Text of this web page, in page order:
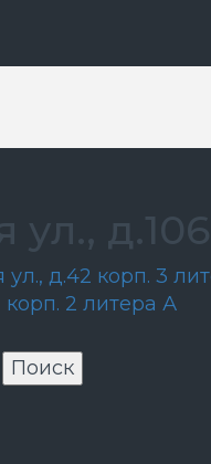
ул.,
д.42 корп. 3
корп. 2 литера А
Поиск